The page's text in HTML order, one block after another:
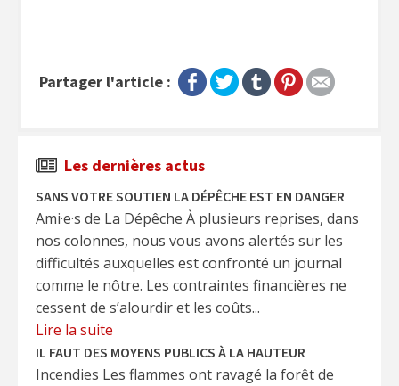
Partager l'article :
Les dernières actus
SANS VOTRE SOUTIEN LA DÉPÊCHE EST EN DANGER
Ami·e·s de La Dépêche À plusieurs reprises, dans
nos colonnes, nous vous avons alertés sur les
difficultés auxquelles est confronté un journal
comme le nôtre. Les contraintes financières ne
cessent de s’alourdir et les coûts...
Lire la suite
IL FAUT DES MOYENS PUBLICS À LA HAUTEUR
Incendies Les flammes ont ravagé la forêt de